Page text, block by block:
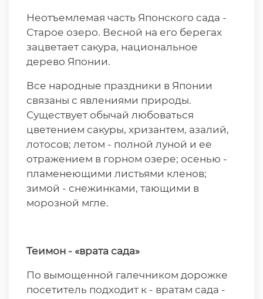
Неотъемлемая часть Японского сада -
Старое озеро. Весной на его берегах
зацветает сакура, национальное
дерево Японии.
Все народные праздники в Японии
связаны с явлениями природы.
Существует обычай любоваться
цветением сакуры, хризантем, азалий,
лотосов; летом - полной луной и ее
отражением в горном озере; осенью -
пламенеющими листьями кленов;
зимой - снежинками, тающими в
морозной мгле.
Теимон - «врата сада»
По вымощенной галечником дорожке
посетитель подходит к - вратам сада -